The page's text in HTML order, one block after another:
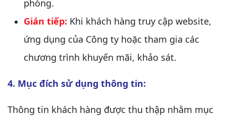
phòng.
Gián tiếp: Khi khách hàng truy cập website,
ứng dụng của Công ty hoặc tham gia các
chương trình khuyến mãi, khảo sát.
4. Mục đích sử dụng thông tin:
Thông tin khách hàng được thu thập nhằm mục